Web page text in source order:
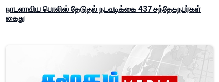
நாடளாவிய பொலிஸ் தேடுதல் நடவடிக்கை 437 சந்தேகநபர்கள்
கைது